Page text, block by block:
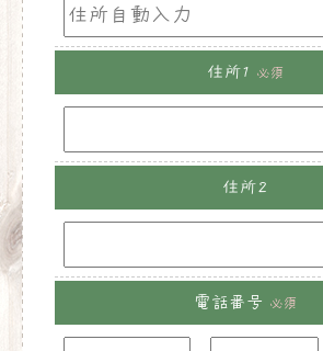
住所1 必須
住所2
電話番号 必須